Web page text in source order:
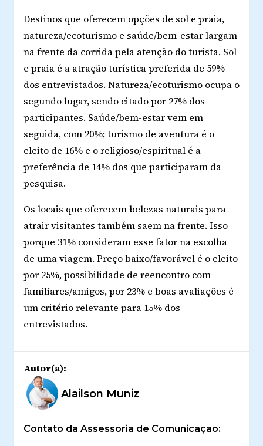
Destinos que oferecem opções de sol e praia,
natureza/ecoturismo e saúde/bem-estar largam
na frente da corrida pela atenção do turista. Sol
e praia é a atração turística preferida de 59%
dos entrevistados. Natureza/ecoturismo ocupa o
segundo lugar, sendo citado por 27% dos
participantes. Saúde/bem-estar vem em
seguida, com 20%; turismo de aventura é o
eleito de 16% e o religioso/espiritual é a
preferência de 14% dos que participaram da
pesquisa.
Os locais que oferecem belezas naturais para
atrair visitantes também saem na frente. Isso
porque 31% consideram esse fator na escolha
de uma viagem. Preço baixo/favorável é o eleito
por 25%, possibilidade de reencontro com
familiares/amigos, por 23% e boas avaliações é
um critério relevante para 15% dos
entrevistados.
Autor(a):
Alailson Muniz
Contato da Assessoria de Comunicação: